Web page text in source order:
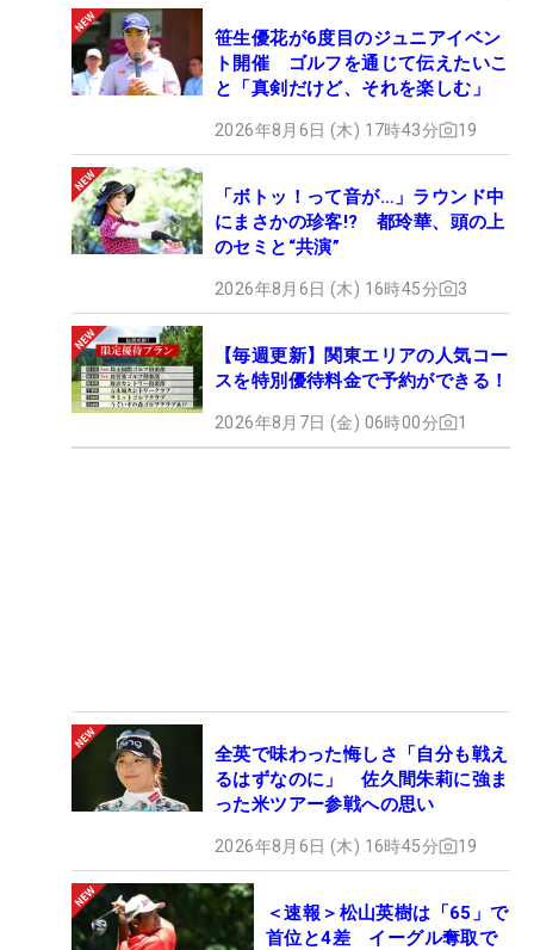
笹生優花が6度目のジュニアイベン
ト開催 ゴルフを通じて伝えたいこ
と「真剣だけど、それを楽しむ」
2026年8月6日 (木) 17時43分 19
「ボトッ！って音が…」ラウンド中
にまさかの珍客!? 都玲華、頭の上
のセミと“共演”
2026年8月6日 (木) 16時45分 3
【毎週更新】関東エリアの人気コー
スを特別優待料金で予約ができる！
2026年8月7日 (金) 06時00分 1
全英で味わった悔しさ「自分も戦え
るはずなのに」 佐久間朱莉に強ま
った米ツアー参戦への思い
2026年8月6日 (木) 16時45分 19
＜速報＞松山英樹は「65」で
首位と4差 イーグル奪取で